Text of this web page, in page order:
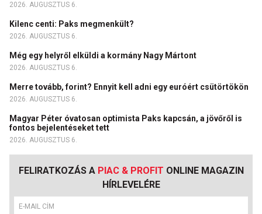
2026. AUGUSZTUS 6.
Kilenc centi: Paks megmenkült?
2026. AUGUSZTUS 6.
Még egy helyről elküldi a kormány Nagy Mártont
2026. AUGUSZTUS 6.
Merre tovább, forint? Ennyit kell adni egy euróért csütörtökön
2026. AUGUSZTUS 6.
Magyar Péter óvatosan optimista Paks kapcsán, a jövőről is
fontos bejelentéseket tett
2026. AUGUSZTUS 6.
FELIRATKOZÁS A PIAC & PROFIT ONLINE MAGAZIN
HÍRLEVELÉRE